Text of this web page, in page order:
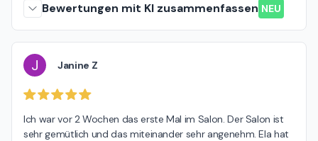
Bewertungen mit KI zusammenfassen NEU
J Janine Z
Ich war vor 2 Wochen das erste Mal im Salon. Der Salon ist
sehr gemütlich und das miteinander sehr angenehm. Ela hat